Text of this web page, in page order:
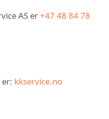
AS er+47 48 84 78
er: kkservice.no